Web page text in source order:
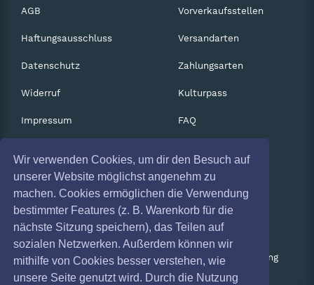
Wir verwenden Cookies, um dir den Besuch auf
unserer Website möglichst angenehm zu
machen. Cookies ermöglichen die Verwendung
bestimmter Features (z. B. Warenkorb für die
nächste Sitzung speichern), das Teilen auf
sozialen Netzwerken. Außerdem können wir
mithilfe von Cookies besser verstehen, wie
unsere Seite genutzt wird. Durch die Nutzung
AGB
Haftungsausschluss
Datenschutz
Widerruf
Impressum
Coronavirus (COVID 19)
Vorverkaufsstellen
Versandarten
Zahlungsarten
Kulturpass
FAQ
Services
Gutscheine
Geschäftskunden
Kartenrückgabe
Besucherregistrierung